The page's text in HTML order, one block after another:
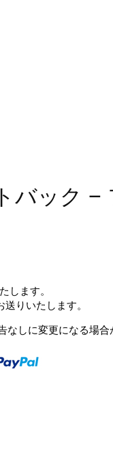
バック –
します。
りいたします。
しに変更になる場合